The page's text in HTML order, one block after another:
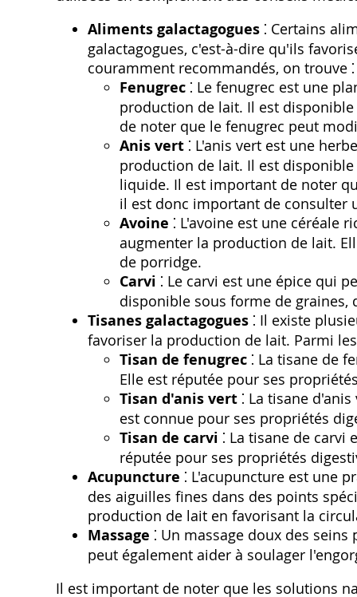
Aliments galactagogues ⁚ Certains
galactagogues, c'est-à-dire qu'ils
couramment recommandés, on trouve ⁚
Fenugrec ⁚ Le fenugrec est une
production de lait. Il est
de noter que le fenugrec peut
Anis vert ⁚ L'anis vert est une
production de lait. Il est
liquide. Il est important de noter
il est donc important de consulter
Avoine ⁚ L'avoine est une céréale
augmenter la production de lait.
de porridge.
Carvi ⁚ Le carvi est une épice qui
disponible sous forme de graines,
Tisanes galactagogues ⁚ Il existe
favoriser la production de lait. Parmi
Tisan de fenugrec ⁚ La tisane de
Elle est réputée pour ses
Tisan d'anis vert ⁚ La tisane
est connue pour ses propriétés
Tisan de carvi ⁚ La tisane de
réputée pour ses propriétés
Acupuncture ⁚ L'acupuncture est une
des aiguilles fines dans des points
production de lait en favorisant la
Massage ⁚ Un massage doux des
peut également aider à soulager
Il est important de noter que les solutions